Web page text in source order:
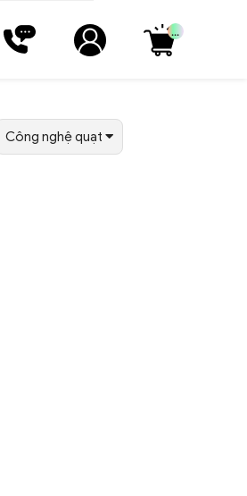
...
Công nghệ quạt